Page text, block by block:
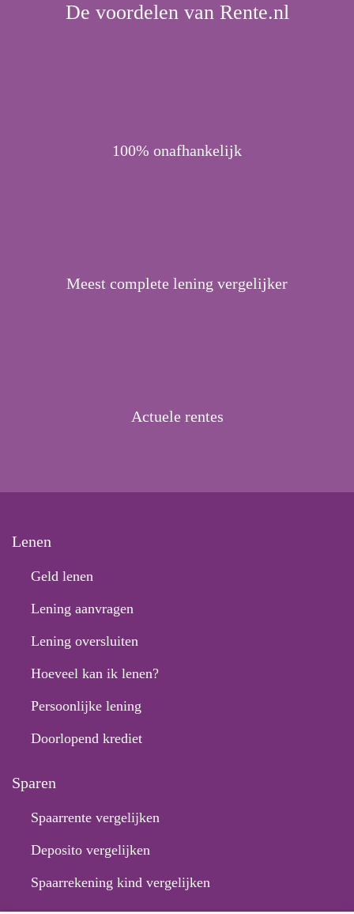
De voordelen van Rente.nl
100% onafhankelijk
Meest complete lening vergelijker
Actuele rentes
Lenen
Geld lenen
Lening aanvragen
Lening oversluiten
Hoeveel kan ik lenen?
Persoonlijke lening
Doorlopend krediet
Sparen
Spaarrente vergelijken
Deposito vergelijken
Spaarrekening kind vergelijken